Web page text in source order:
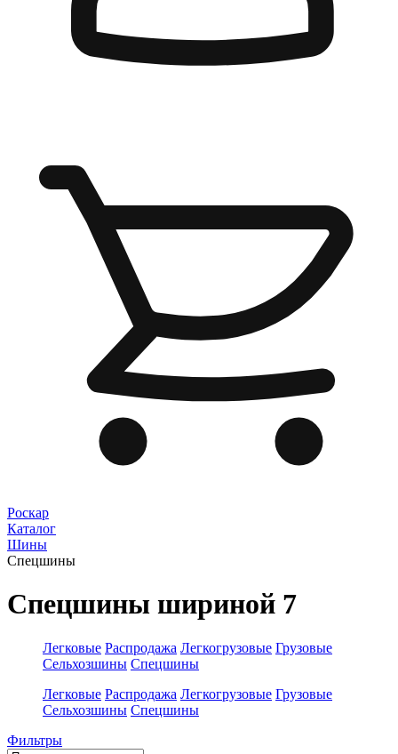
Роскар
Каталог
Шины
Спецшины
Спецшины шириной 7
Легковые Распродажа Легкогрузовые Грузовые
Сельхозшины Спецшины
Легковые Распродажа Легкогрузовые Грузовые
Сельхозшины Спецшины
Фильтры